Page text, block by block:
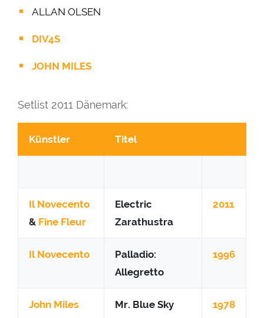
ALLAN OLSEN
DIV4S
JOHN MILES
Setlist 2011 Dänemark:
Künstler Titel
Il Novecento
& Fine Fleur
Electric
Zarathustra
2011
Il Novecento
Palladio:
Allegretto
1996
John Miles Mr. Blue Sky 1978